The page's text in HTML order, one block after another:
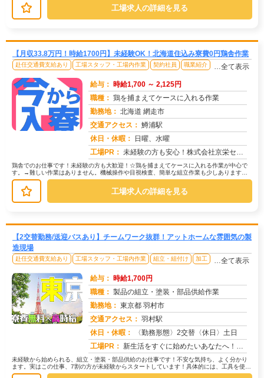
工場求人の詳細を見る
【月収33.8万円！時給1700円】未経験OK！北海道住込み寮費0円鶏舎作業
赴任交通費支給あり 工場スタッフ・工場内作業 契約社員 職業紹介 …全て表示
給与： 時給1,700 ～ 2,125円
職種： 鶏を捕まえてケースに入れる作業
勤務地： 北海道 網走市
交通アクセス： 鱒浦駅
休日・休暇：
日曜、水曜
工場PR： 未経験の方も安心！株式会社京栄センターで新しい一歩を踏み出してみませんか？☆充実の寮生活で心強いスタートを！→ ワ...
鶏舎でのお仕事です！未経験の方も大歓迎！☆鶏を捕まえてケースに入れる作業が中心で
す。→難しい作業はありません。機械操作や目視検査、簡単な組立作業も少しあります。
☆履歴書不要！学歴・経験不問！→「...
工場求人の詳細を見る
【2交替勤務/送迎バスあり】チームワーク抜群！アットホームな雰囲気の製
造現場
赴任交通費支給あり 工場スタッフ・工場内作業 組立・組付け 加工 …全て表示
給与： 時給1,700円
職種： 製品の組立・塗装・部品供給作業
勤務地： 東京都 羽村市
交通アクセス： 羽村駅
休日・休暇：
〈勤務形態〉2交替〈休日〉土日
工場PR： 新生活をすぐに始めたいあなたへ！株式会社京栄センターでは、未経験者も安心してスタートできる環境が整っています。→最...
未経験から始められる、組立・塗装・部品供給のお仕事です！不安な気持ち、よく分かり
ます。実はこの仕事、7割の方が未経験からスタートしています！具体的には、工具を使っ
て部品を組み立てたり、塗装機械を...